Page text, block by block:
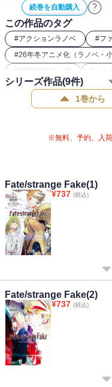
続巻を自動購入
この作品のタグ
#アクションラノベ #フ
#26年冬アニメ化（ラノベ・小
#2026年アニメ化 # バト
#伝奇・オカルトラノベ
シリーズ作品(9件)
1巻から
※無料、予約、入
Fate/strange Fake(1)
¥737 (税込)
Fate/strange Fake(2)
¥737 (税込)